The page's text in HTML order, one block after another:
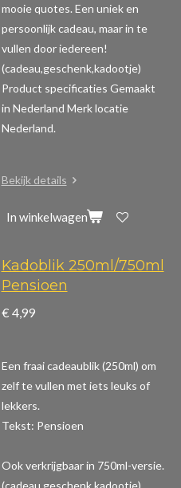
mooie quotes. Een uniek en
persoonlijk cadeau, maar in te
vullen door iedereen!
(cadeau,geschenk,kadootje)
Product specificaties Gemaakt
in Nederland Merk locatie
Nederland.
Bekijk details
In winkelwagen
Kadoblik 250ml/750ml
Pensioen
€ 4,99
Een fraai cadeaublik (250ml) om
zelf te vullen met iets leuks of
lekkers.
Tekst: Pensioen
Ook verkrijgbaar in 750ml-versie.
(cadeau,geschenk,kadootje)